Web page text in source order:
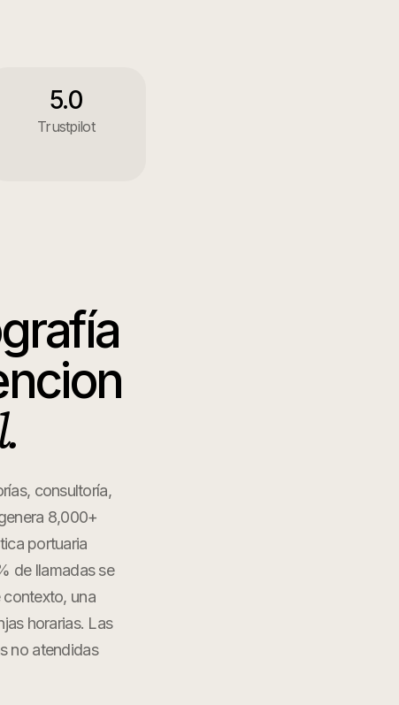
5.0
Trustpilot
consultoría,
8,000+
portuaria
de llamadas se
contexto, una
horarias. Las
no atendidas